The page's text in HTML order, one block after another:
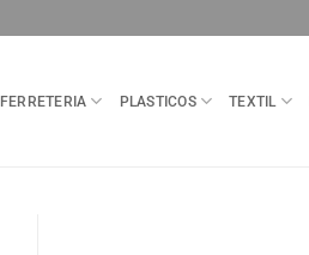
FERRETERIA PLASTICOS TEXTIL